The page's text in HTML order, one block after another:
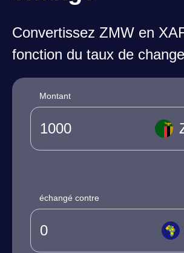
Convertissez ZMW en
fonction du taux de
Montant
échangé contre